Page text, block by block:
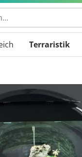
Terraristik